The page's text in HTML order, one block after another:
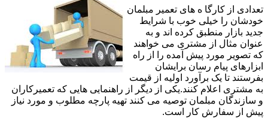
تعدادی از کارگا ه های تعمیر مبلمان
خودشان را خیلی خوب با شرایط
جدید بازار منطبق کرده اند و به
عنوان مثال از مشتری می خواهند
که تصویر مورد پیش آمده را از راه
ابزارهای پیام رسان برایشان
بفرستند تا یک برآورد اولیه از قیمت
به مشتری اعلام کنند.یکی از دیگر از راهنمایی هایی که تعمیرکاران
و سازندگان مبلمان توصیه می کنند تهیه پارچه مطلوب و مورد نیاز
پیش از سفارش کار است.